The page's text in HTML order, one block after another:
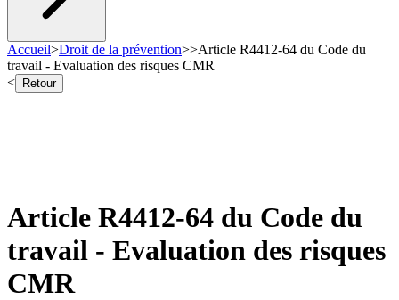
Accueil>Droit de la prévention>>Article R4412-64 du Code du
travail - Evaluation des risques CMR
<
Retour
Article R4412-64 du Code du
travail - Evaluation des risques
CMR